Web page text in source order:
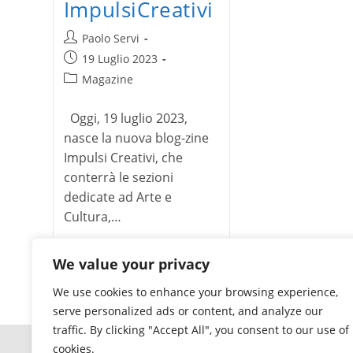
We value your privacy
We use cookies to enhance your browsing experience,
serve personalized ads or content, and analyze our
traffic. By clicking "Accept All", you consent to our use of
cookies.
ImpulsiCreativi
Autore
dell'articolo:
Paolo Servi
Articolo
pubblicato:
19 Luglio 2023
Categoria
Magazine
Oggi, 19 luglio 2023,
nasce la nuova blog-zine
Impulsi Creativi, che
conterrà le sezioni
dedicate ad Arte e
Cultura,…
ImpulsiCreativi